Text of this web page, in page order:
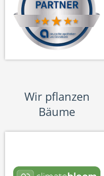
Wir pflanzen
Bäume